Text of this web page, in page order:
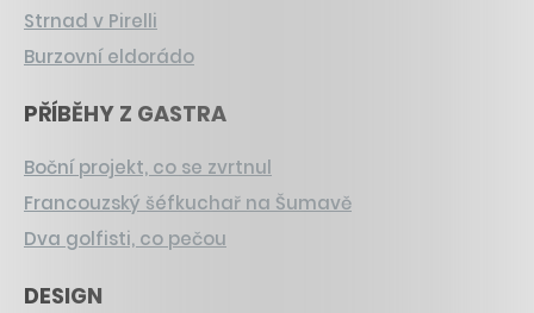
Strnad v Pirelli
Burzovní eldorádo
PŘÍBĚHY Z GASTRA
Boční projekt, co se zvrtnul
Francouzský šéfkuchař na Šumavě
Dva golfisti, co pečou
DESIGN